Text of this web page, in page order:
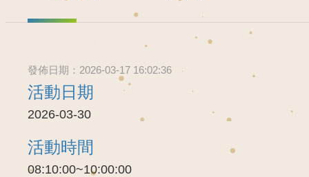
發佈日期：2026-03-17 16:02:36
活動日期
2026-03-30
活動時間
08:10:00~10:00:00